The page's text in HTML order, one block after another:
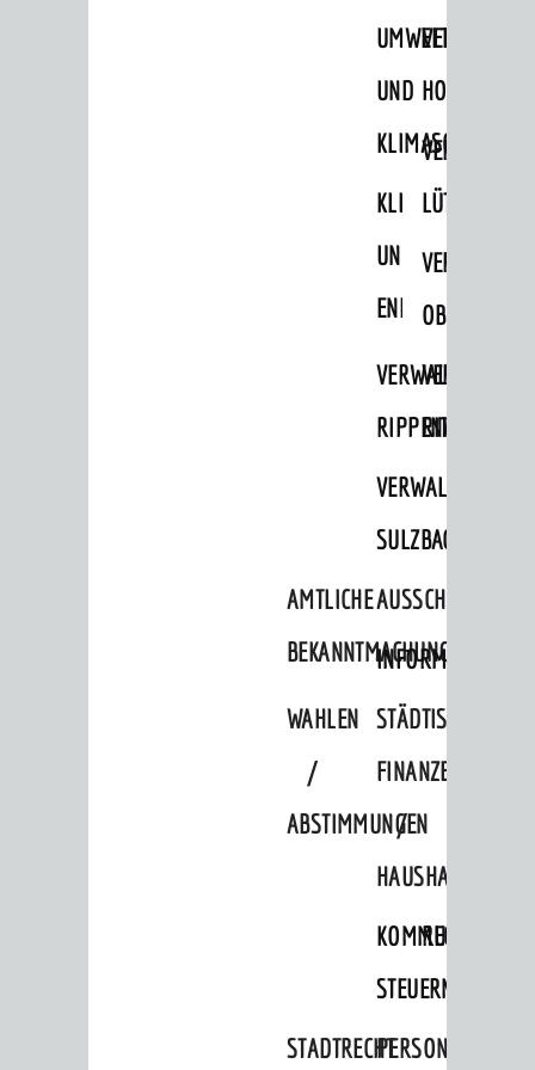
UMWELT-
UND
KLIMASCHUTZ
KLIMASCHUTZ
UND
RIPPENWEIER
SULZBACH
AMTLICHE
BEKANNTMACHUNGEN
WAHLEN
/
ABSTIMMUNGEN
STÄDTISCHE
FINANZEN
/
HAUSHALT
KOMMUNALE
STEUERN
STADTRECHTPERSONALRAT